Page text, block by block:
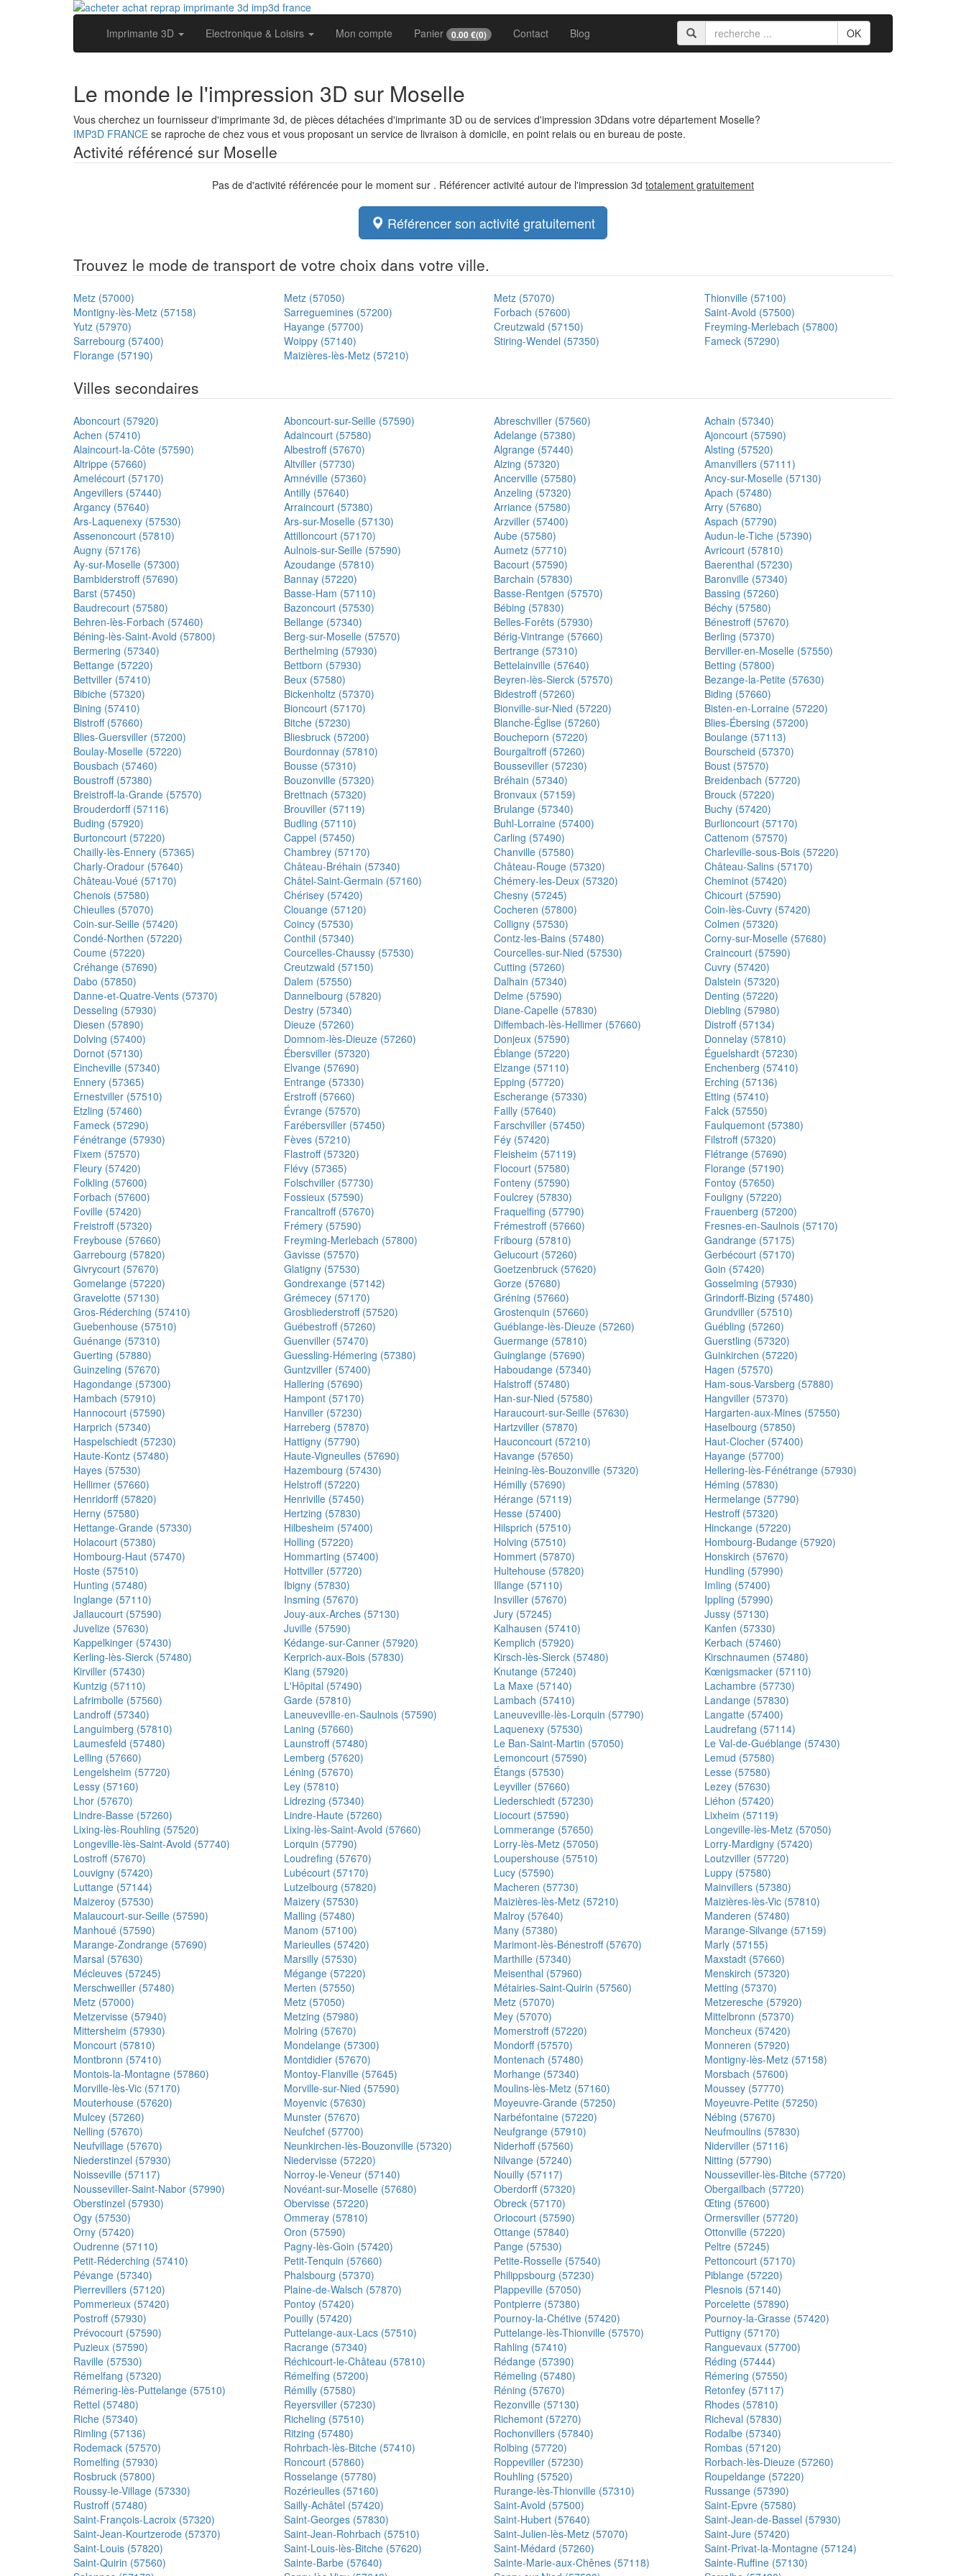
Imprimante 3D Electronique & Loisirs Mon compte Panier 0.00 €(0) Contact Blog OK
Le monde le l'impression 3D sur Moselle
Vous cherchez un fournisseur d'imprimante 3d, de pièces détachées d'imprimante 3D ou de services d'impression 3Ddans votre département Moselle?
IMP3D FRANCE se raproche de chez vous et vous proposant un service de livraison à domicile, en point relais ou en bureau de poste.
Activité référencé sur Moselle
Pas de d'activité référencée pour le moment sur . Référencer activité autour de l'impression 3d totalement gratuitement
Référencer son activité gratuitement
Trouvez le mode de transport de votre choix dans votre ville.
Metz (57000) Metz (57050) Metz (57070)
Thionville (57100)
Montigny-lès-Metz (57158)
Sarreguemines (57200) Forbach (57600)
Saint-Avold (57500)
Yutz (57970)
Hayange (57700) Creutzwald (57150)
Freyming-Merlebach (57800)
Sarrebourg (57400)
Woippy (57140) Stiring-Wendel (57350)
Fameck (57290)
Florange (57190)
Maizières-lès-Metz (57210)
Villes secondaires
Aboncourt (57920) Aboncourt-sur-Seille (57590) Abreschviller (57560)
Achain (57340)
Achen (57410)
Adaincourt (57580) Adelange (57380)
Ajoncourt (57590)
Alaincourt-la-Côte (57590)
Albestroff (57670) Algrange (57440)
Alsting (57520)
Altrippe (57660)
Altviller (57730) Alzing (57320)
Amanvillers (57111)
Amelécourt (57170)
Amnéville (57360) Ancerville (57580)
Ancy-sur-Moselle (57130)
Angevillers (57440)
Antilly (57640) Anzeling (57320)
Apach (57480)
Argancy (57640)
Arraincourt (57380) Arriance (57580)
Arry (57680)
Ars-Laquenexy (57530)
Ars-sur-Moselle (57130) Arzviller (57400)
Aspach (57790)
Assenoncourt (57810)
Attilloncourt (57170) Aube (57580)
Audun-le-Tiche (57390)
Augny (57176)
Aulnois-sur-Seille (57590) Aumetz (57710)
Avricourt (57810)
Ay-sur-Moselle (57300)
Azoudange (57810) Bacourt (57590)
Baerenthal (57230)
Bambiderstroff (57690)
Bannay (57220) Barchain (57830)
Baronville (57340)
Barst (57450)
Basse-Ham (57110) Basse-Rentgen (57570)
Bassing (57260)
Baudrecourt (57580)
Bazoncourt (57530) Bébing (57830)
Béchy (57580)
Behren-lès-Forbach (57460)
Bellange (57340) Belles-Forêts (57930)
Bénestroff (57670)
Béning-lès-Saint-Avold (57800)
Berg-sur-Moselle (57570) Bérig-Vintrange (57660)
Berling (57370)
Bermering (57340)
Berthelming (57930) Bertrange (57310)
Berviller-en-Moselle (57550)
Bettange (57220)
Bettborn (57930) Bettelainville (57640)
Betting (57800)
Bettviller (57410)
Beux (57580) Beyren-lès-Sierck (57570)
Bezange-la-Petite (57630)
Bibiche (57320)
Bickenholtz (57370) Bidestroff (57260)
Biding (57660)
Bining (57410)
Bioncourt (57170) Bionville-sur-Nied (57220)
Bisten-en-Lorraine (57220)
Bistroff (57660)
Bitche (57230) Blanche-Église (57260)
Blies-Ébersing (57200)
Blies-Guersviller (57200)
Bliesbruck (57200) Boucheporn (57220)
Boulange (57113)
Boulay-Moselle (57220)
Bourdonnay (57810) Bourgaltroff (57260)
Bourscheid (57370)
Bousbach (57460)
Bousse (57310) Bousseviller (57230)
Boust (57570)
Boustroff (57380)
Bouzonville (57320) Bréhain (57340)
Breidenbach (57720)
Breistroff-la-Grande (57570)
Brettnach (57320) Bronvaux (57159)
Brouck (57220)
Brouderdorff (57116)
Brouviller (57119) Brulange (57340)
Buchy (57420)
Buding (57920)
Budling (57110) Buhl-Lorraine (57400)
Burlioncourt (57170)
Burtoncourt (57220)
Cappel (57450) Carling (57490)
Cattenom (57570)
Chailly-lès-Ennery (57365)
Chambrey (57170) Chanville (57580)
Charleville-sous-Bois (57220)
Charly-Oradour (57640)
Château-Bréhain (57340) Château-Rouge (57320)
Château-Salins (57170)
Château-Voué (57170)
Châtel-Saint-Germain (57160) Chémery-les-Deux (57320)
Cheminot (57420)
Chenois (57580)
Chérisey (57420) Chesny (57245)
Chicourt (57590)
Chieulles (57070)
Clouange (57120) Cocheren (57800)
Coin-lès-Cuvry (57420)
Coin-sur-Seille (57420)
Coincy (57530) Colligny (57530)
Colmen (57320)
Condé-Northen (57220)
Conthil (57340) Contz-les-Bains (57480)
Corny-sur-Moselle (57680)
Coume (57220)
Courcelles-Chaussy (57530) Courcelles-sur-Nied (57530)
Craincourt (57590)
Créhange (57690)
Creutzwald (57150) Cutting (57260)
Cuvry (57420)
Dabo (57850)
Dalem (57550) Dalhain (57340)
Dalstein (57320)
Danne-et-Quatre-Vents (57370)
Dannelbourg (57820) Delme (57590)
Denting (57220)
Desseling (57930)
Destry (57340) Diane-Capelle (57830)
Diebling (57980)
Diesen (57890)
Dieuze (57260) Diffembach-lès-Hellimer (57660)
Distroff (57134)
Dolving (57400)
Domnom-lès-Dieuze (57260) Donjeux (57590)
Donnelay (57810)
Dornot (57130)
Ébersviller (57320) Éblange (57220)
Éguelshardt (57230)
Eincheville (57340)
Elvange (57690) Elzange (57110)
Enchenberg (57410)
Ennery (57365)
Entrange (57330) Epping (57720)
Erching (57136)
Ernestviller (57510)
Erstroff (57660) Escherange (57330)
Etting (57410)
Etzling (57460)
Évrange (57570) Failly (57640)
Falck (57550)
Fameck (57290)
Farébersviller (57450) Farschviller (57450)
Faulquemont (57380)
Fénétrange (57930)
Fèves (57210) Féy (57420)
Filstroff (57320)
Fixem (57570)
Flastroff (57320) Fleisheim (57119)
Flétrange (57690)
Fleury (57420)
Flévy (57365) Flocourt (57580)
Florange (57190)
Folkling (57600)
Folschviller (57730) Fonteny (57590)
Fontoy (57650)
Forbach (57600)
Fossieux (57590) Foulcrey (57830)
Fouligny (57220)
Foville (57420)
Francaltroff (57670) Fraquelfing (57790)
Frauenberg (57200)
Freistroff (57320)
Frémery (57590) Frémestroff (57660)
Fresnes-en-Saulnois (57170)
Freybouse (57660)
Freyming-Merlebach (57800) Fribourg (57810)
Gandrange (57175)
Garrebourg (57820)
Gavisse (57570) Gelucourt (57260)
Gerbécourt (57170)
Givrycourt (57670)
Glatigny (57530) Goetzenbruck (57620)
Goin (57420)
Gomelange (57220)
Gondrexange (57142) Gorze (57680)
Gosselming (57930)
Gravelotte (57130)
Grémecey (57170) Gréning (57660)
Grindorff-Bizing (57480)
Gros-Réderching (57410)
Grosbliederstroff (57520) Grostenquin (57660)
Grundviller (57510)
Guebenhouse (57510)
Guébestroff (57260) Guéblange-lès-Dieuze (57260)
Guébling (57260)
Guénange (57310)
Guenviller (57470) Guermange (57810)
Guerstling (57320)
Guerting (57880)
Guessling-Hémering (57380) Guinglange (57690)
Guinkirchen (57220)
Guinzeling (57670)
Guntzviller (57400) Haboudange (57340)
Hagen (57570)
Hagondange (57300)
Hallering (57690) Halstroff (57480)
Ham-sous-Varsberg (57880)
Hambach (57910)
Hampont (57170) Han-sur-Nied (57580)
Hangviller (57370)
Hannocourt (57590)
Hanviller (57230) Haraucourt-sur-Seille (57630)
Hargarten-aux-Mines (57550)
Harprich (57340)
Harreberg (57870) Hartzviller (57870)
Haselbourg (57850)
Haspelschiedt (57230)
Hattigny (57790) Hauconcourt (57210)
Haut-Clocher (57400)
Haute-Kontz (57480)
Haute-Vigneulles (57690) Havange (57650)
Hayange (57700)
Hayes (57530)
Hazembourg (57430) Heining-lès-Bouzonville (57320)
Hellering-lès-Fénétrange (57930)
Hellimer (57660)
Helstroff (57220) Hémilly (57690)
Héming (57830)
Henridorff (57820)
Henriville (57450) Hérange (57119)
Hermelange (57790)
Herny (57580)
Hertzing (57830) Hesse (57400)
Hestroff (57320)
Hettange-Grande (57330)
Hilbesheim (57400) Hilsprich (57510)
Hinckange (57220)
Holacourt (57380)
Holling (57220) Holving (57510)
Hombourg-Budange (57920)
Hombourg-Haut (57470)
Hommarting (57400) Hommert (57870)
Honskirch (57670)
Hoste (57510)
Hottviller (57720) Hultehouse (57820)
Hundling (57990)
Hunting (57480)
Ibigny (57830) Illange (57110)
Imling (57400)
Inglange (57110)
Insming (57670) Insviller (57670)
Ippling (57990)
Jallaucourt (57590)
Jouy-aux-Arches (57130) Jury (57245)
Jussy (57130)
Juvelize (57630)
Juville (57590) Kalhausen (57410)
Kanfen (57330)
Kappelkinger (57430)
Kédange-sur-Canner (57920) Kemplich (57920)
Kerbach (57460)
Kerling-lès-Sierck (57480)
Kerprich-aux-Bois (57830) Kirsch-lès-Sierck (57480)
Kirschnaumen (57480)
Kirviller (57430)
Klang (57920) Knutange (57240)
Kœnigsmacker (57110)
Kuntzig (57110)
L'Hôpital (57490) La Maxe (57140)
Lachambre (57730)
Lafrimbolle (57560)
Garde (57810) Lambach (57410)
Landange (57830)
Landroff (57340)
Laneuveville-en-Saulnois (57590) Laneuveville-lès-Lorquin (57790)
Langatte (57400)
Languimberg (57810)
Laning (57660) Laquenexy (57530)
Laudrefang (57114)
Laumesfeld (57480)
Launstroff (57480) Le Ban-Saint-Martin (57050)
Le Val-de-Guéblange (57430)
Lelling (57660)
Lemberg (57620) Lemoncourt (57590)
Lemud (57580)
Lengelsheim (57720)
Léning (57670) Étangs (57530)
Lesse (57580)
Lessy (57160)
Ley (57810) Leyviller (57660)
Lezey (57630)
Lhor (57670)
Lidrezing (57340) Liederschiedt (57230)
Liéhon (57420)
Lindre-Basse (57260)
Lindre-Haute (57260) Liocourt (57590)
Lixheim (57119)
Lixing-lès-Rouhling (57520)
Lixing-lès-Saint-Avold (57660) Lommerange (57650)
Longeville-lès-Metz (57050)
Longeville-lès-Saint-Avold (57740)
Lorquin (57790) Lorry-lès-Metz (57050)
Lorry-Mardigny (57420)
Lostroff (57670)
Loudrefing (57670) Loupershouse (57510)
Loutzviller (57720)
Louvigny (57420)
Lubécourt (57170) Lucy (57590)
Luppy (57580)
Luttange (57144)
Lutzelbourg (57820) Macheren (57730)
Mainvillers (57380)
Maizeroy (57530)
Maizery (57530) Maizières-lès-Metz (57210)
Maizières-lès-Vic (57810)
Malaucourt-sur-Seille (57590)
Malling (57480) Malroy (57640)
Manderen (57480)
Manhoué (57590)
Manom (57100) Many (57380)
Marange-Silvange (57159)
Marange-Zondrange (57690)
Marieulles (57420) Marimont-lès-Bénestroff (57670)
Marly (57155)
Marsal (57630)
Marsilly (57530) Marthille (57340)
Maxstadt (57660)
Mécleuves (57245)
Mégange (57220) Meisenthal (57960)
Menskirch (57320)
Merschweiller (57480)
Merten (57550) Métairies-Saint-Quirin (57560)
Metting (57370)
Metz (57000)
Metz (57050) Metz (57070)
Metzeresche (57920)
Metzervisse (57940)
Metzing (57980) Mey (57070)
Mittelbronn (57370)
Mittersheim (57930)
Molring (57670) Momerstroff (57220)
Moncheux (57420)
Moncourt (57810)
Mondelange (57300) Mondorff (57570)
Monneren (57920)
Montbronn (57410)
Montdidier (57670) Montenach (57480)
Montigny-lès-Metz (57158)
Montois-la-Montagne (57860)
Montoy-Flanville (57645) Morhange (57340)
Morsbach (57600)
Morville-lès-Vic (57170)
Morville-sur-Nied (57590) Moulins-lès-Metz (57160)
Moussey (57770)
Mouterhouse (57620)
Moyenvic (57630) Moyeuvre-Grande (57250)
Moyeuvre-Petite (57250)
Mulcey (57260)
Munster (57670) Narbéfontaine (57220)
Nébing (57670)
Nelling (57670)
Neufchef (57700) Neufgrange (57910)
Neufmoulins (57830)
Neufvillage (57670)
Neunkirchen-lès-Bouzonville (57320) Niderhoff (57560)
Niderviller (57116)
Niederstinzel (57930)
Niedervisse (57220) Nilvange (57240)
Nitting (57790)
Noisseville (57117)
Norroy-le-Veneur (57140) Nouilly (57117)
Nousseviller-lès-Bitche (57720)
Nousseviller-Saint-Nabor (57990)
Novéant-sur-Moselle (57680) Oberdorff (57320)
Obergailbach (57720)
Oberstinzel (57930)
Obervisse (57220) Obreck (57170)
Œting (57600)
Ogy (57530)
Ommeray (57810) Oriocourt (57590)
Ormersviller (57720)
Orny (57420)
Oron (57590) Ottange (57840)
Ottonville (57220)
Oudrenne (57110)
Pagny-lès-Goin (57420) Pange (57530)
Peltre (57245)
Petit-Réderching (57410)
Petit-Tenquin (57660) Petite-Rosselle (57540)
Pettoncourt (57170)
Pévange (57340)
Phalsbourg (57370) Philippsbourg (57230)
Piblange (57220)
Pierrevillers (57120)
Plaine-de-Walsch (57870) Plappeville (57050)
Plesnois (57140)
Pommerieux (57420)
Pontoy (57420) Pontpierre (57380)
Porcelette (57890)
Postroff (57930)
Pouilly (57420) Pournoy-la-Chétive (57420)
Pournoy-la-Grasse (57420)
Prévocourt (57590)
Puttelange-aux-Lacs (57510) Puttelange-lès-Thionville (57570)
Puttigny (57170)
Puzieux (57590)
Racrange (57340) Rahling (57410)
Ranguevaux (57700)
Raville (57530)
Réchicourt-le-Château (57810) Rédange (57390)
Réding (57444)
Rémelfang (57320)
Rémelfing (57200) Rémeling (57480)
Rémering (57550)
Rémering-lès-Puttelange (57510)
Rémilly (57580) Réning (57670)
Retonfey (57117)
Rettel (57480)
Reyersviller (57230) Rezonville (57130)
Rhodes (57810)
Riche (57340)
Richeling (57510) Richemont (57270)
Richeval (57830)
Rimling (57136)
Ritzing (57480) Rochonvillers (57840)
Rodalbe (57340)
Rodemack (57570)
Rohrbach-lès-Bitche (57410) Rolbing (57720)
Rombas (57120)
Romelfing (57930)
Roncourt (57860) Roppeviller (57230)
Rorbach-lès-Dieuze (57260)
Rosbruck (57800)
Rosselange (57780) Rouhling (57520)
Roupeldange (57220)
Roussy-le-Village (57330)
Rozérieulles (57160) Rurange-lès-Thionville (57310)
Russange (57390)
Rustroff (57480)
Sailly-Achâtel (57420) Saint-Avold (57500)
Saint-Epvre (57580)
Saint-François-Lacroix (57320)
Saint-Georges (57830) Saint-Hubert (57640)
Saint-Jean-de-Bassel (57930)
Saint-Jean-Kourtzerode (57370)
Saint-Jean-Rohrbach (57510) Saint-Julien-lès-Metz (57070)
Saint-Jure (57420)
Saint-Louis (57820)
Saint-Louis-lès-Bitche (57620) Saint-Médard (57260)
Saint-Privat-la-Montagne (57124)
Saint-Quirin (57560)
Sainte-Barbe (57640) Sainte-Marie-aux-Chênes (57118)
Sainte-Ruffine (57130)